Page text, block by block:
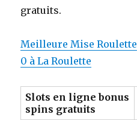
gratuits.
Meilleure Mise Roulette
0 à La Roulette
Slots en ligne bonus
spins gratuits